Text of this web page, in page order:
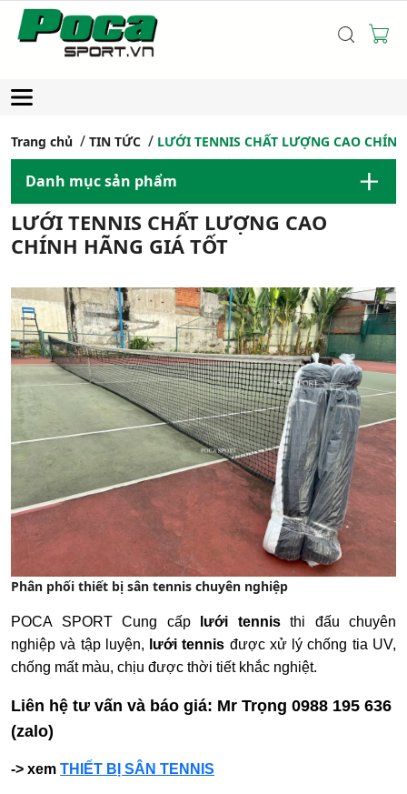
Trang chủ TIN TỨC LƯỚI TENNIS CHẤT LƯỢNG CAO
Danh mục sản phẩm
LƯỚI TENNIS CHẤT LƯỢNG CAO
CHÍNH HÃNG GIÁ TỐT
Phân phối thiết bị sân tennis chuyên nghiệp
POCA SPORT Cung cấp lưới tennisthi đấu chuyên
nghiệp và tập luyện,
lưới tennis được xử lý chống tia UV,
chống mất màu, chịu được thời tiết khắc nghiệt.
Liên hệ tư vấn và báo giá: Mr Trọng 0988 195 636
(zalo)
-> xem THIẾT BỊ SÂN TENNIS